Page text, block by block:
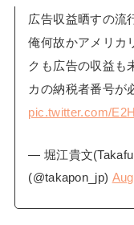
広告収益晒すの流
俺何故かアメリカ
クも広告の収益も
カの納税者番号が
pic.twitter.com/
— 堀江貴文
(@takapon_jp)